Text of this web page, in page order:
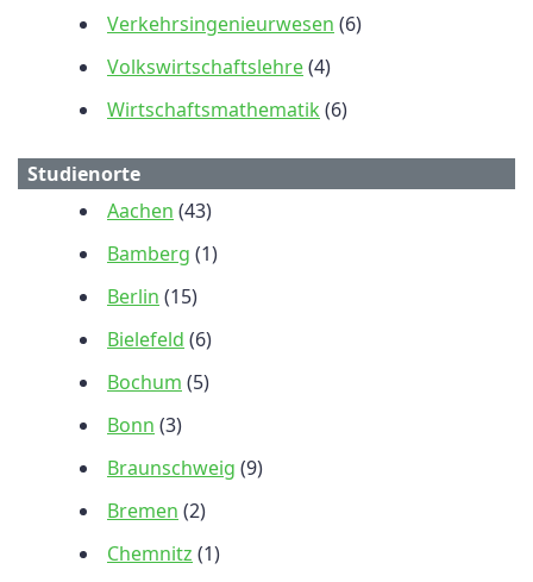
Verkehrsingenieurwesen (6)
Volkswirtschaftslehre(4)
Wirtschaftsmathematik (6)
Studienorte
Aachen (43)
Bamberg (1)
Berlin (15)
Bielefeld (6)
Bochum (5)
Bonn (3)
Braunschweig (9)
Bremen (2)
Chemnitz (1)